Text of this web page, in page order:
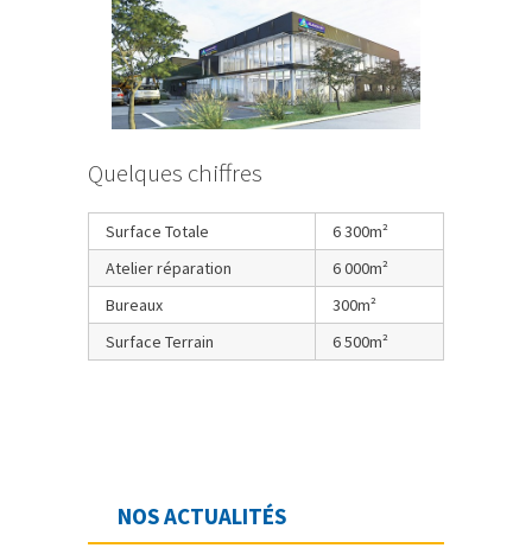
Quelques chiffres
Surface Totale
6 300m²
Atelier réparation
6 000m²
Bureaux
300m²
Surface Terrain
6 500m²
NOS ACTUALITÉS